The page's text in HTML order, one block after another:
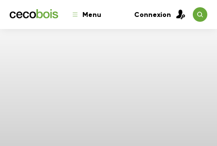
Menu Connexion